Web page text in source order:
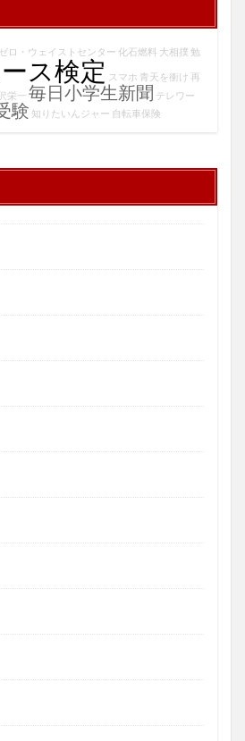
ゼロ・ウェイストセンター 化石燃料 大相撲 勉
ス検定 スマホ 青天を衝け 再
栄一 毎日小学生新聞 テレワー
験 知りたいんジャー 自転車保険